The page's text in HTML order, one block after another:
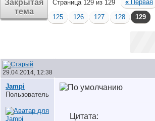
Закрытая
тема
Страница 129 из 129 « Первая
125
126 127 128 129
29.04.2014, 12:38
Jampi
Пользователь
Цитата: